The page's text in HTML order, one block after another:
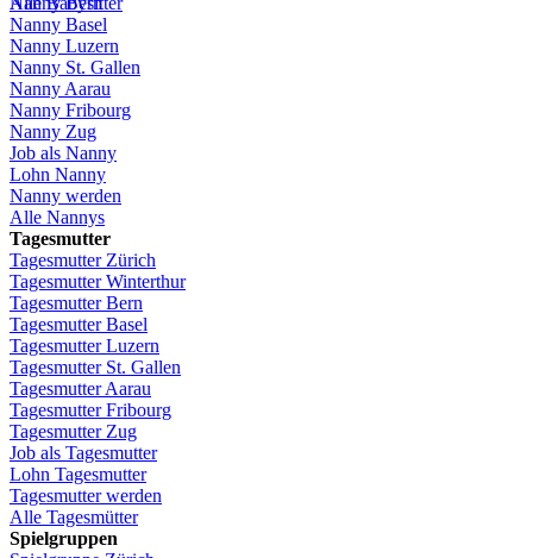
Nanny Basel
Nanny Luzern
Nanny St. Gallen
Nanny Aarau
Nanny Fribourg
Nanny Zug
Job als Nanny
Lohn Nanny
Nanny werden
Alle Nannys
Tagesmutter
Tagesmutter Zürich
TagesmutterWinterthur
TagesmutterBern
TagesmutterBasel
Tagesmutter Luzern
TagesmutterSt. Gallen
Tagesmutter Aarau
Tagesmutter Fribourg
Tagesmutter Zug
Job als Tagesmutter
Lohn Tagesmutter
Tagesmutter werden
Alle Tagesmütter
Spielgruppen